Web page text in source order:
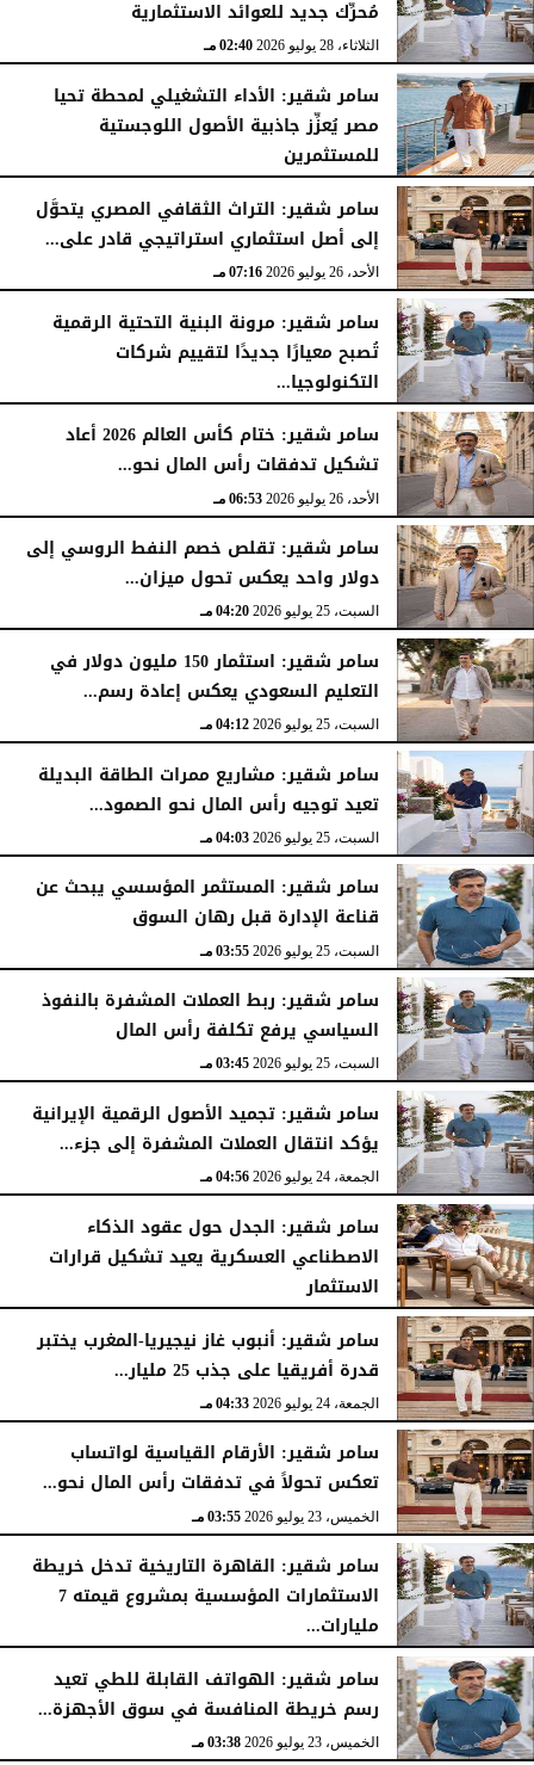
مُحرِّك جديد للعوائد الاستثمارية
الثلاثاء، 28 يوليو 2026 02:40 مـ
سامر شقير: الأداء التشغيلي لمحطة تحيا
مصر يُعزِّز جاذبية الأصول اللوجستية
للمستثمرين
الأحد، 26 يوليو 2026 07:27 مـ
سامر شقير: التراث الثقافي المصري يتحوَّل
إلى أصل استثماري استراتيجي قادر على...
الأحد، 26 يوليو 2026 07:16 مـ
سامر شقير: مرونة البنية التحتية الرقمية
تُصبح معيارًا جديدًا لتقييم شركات
التكنولوجيا...
الأحد، 26 يوليو 2026 07:03 مـ
سامر شقير: ختام كأس العالم 2026 أعاد
تشكيل تدفقات رأس المال نحو...
الأحد، 26 يوليو 2026 06:53 مـ
سامر شقير: تقلص خصم النفط الروسي إلى
دولار واحد يعكس تحول ميزان...
السبت، 25 يوليو 2026 04:20 مـ
سامر شقير: استثمار 150 مليون دولار في
التعليم السعودي يعكس إعادة رسم...
السبت، 25 يوليو 2026 04:12 مـ
سامر شقير: مشاريع ممرات الطاقة البديلة
تعيد توجيه رأس المال نحو الصمود...
السبت، 25 يوليو 2026 04:03 مـ
سامر شقير: المستثمر المؤسسي يبحث عن
قناعة الإدارة قبل رهان السوق
السبت، 25 يوليو 2026 03:55 مـ
سامر شقير: ربط العملات المشفرة بالنفوذ
السياسي يرفع تكلفة رأس المال
السبت، 25 يوليو 2026 03:45 مـ
سامر شقير: تجميد الأصول الرقمية الإيرانية
يؤكد انتقال العملات المشفرة إلى جزء...
الجمعة، 24 يوليو 2026 04:56 مـ
سامر شقير: الجدل حول عقود الذكاء
الاصطناعي العسكرية يعيد تشكيل قرارات
الاستثمار
الجمعة، 24 يوليو 2026 04:45 مـ
سامر شقير: أنبوب غاز نيجيريا-المغرب يختبر
قدرة أفريقيا على جذب 25 مليار...
الجمعة، 24 يوليو 2026 04:33 مـ
سامر شقير: الأرقام القياسية لواتساب
تعكس تحولاً في تدفقات رأس المال نحو...
الخميس، 23 يوليو 2026 03:55 مـ
سامر شقير: القاهرة التاريخية تدخل خريطة
الاستثمارات المؤسسية بمشروع قيمته 7
مليارات...
الخميس، 23 يوليو 2026
سامر شقير: الهواتف القابلة للطي تعيد
رسم خريطة المنافسة في سوق الأجهزة...
الخميس، 23 يوليو 2026 03:38 مـ